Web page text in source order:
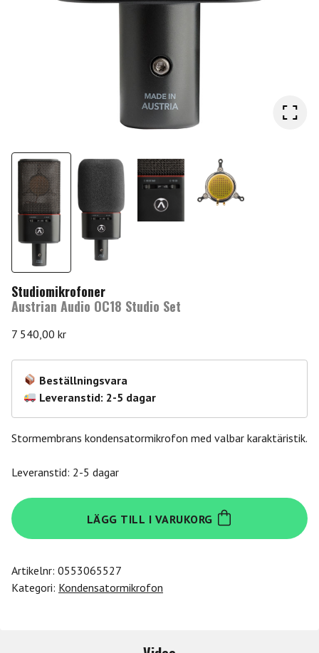
Studiomikrofoner
Austrian Audio OC18 Studio Set
7 540,00 kr
Beställningsvara
Leveranstid: 2-5 dagar
Stormembrans kondensatormikrofon med valbar karaktäristik.
Leveranstid: 2-5 dagar
Austrian
Audio
OC18
Set
mängd
LÄGG TILL I VARUKORG
Artikelnr: 0553065527
Kategori: Kondensatormikrofon